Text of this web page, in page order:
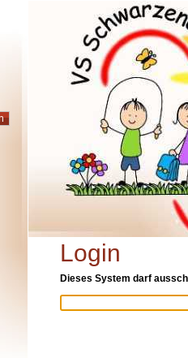
Login
Dieses System darf